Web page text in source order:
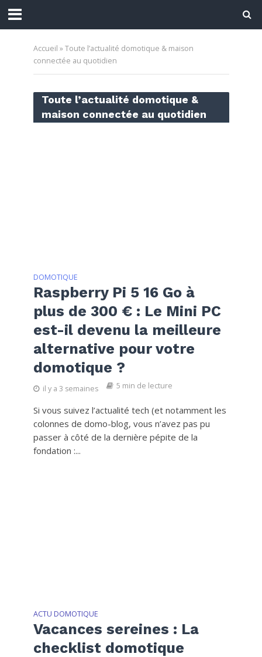
Accueil »Toute l’actualité domotique & maison
connectée au quotidien
Toute l’actualité domotique &
maison connectée au quotidien
DOMOTIQUE
Raspberry Pi 5 16 Go à
plus de 300 € : Le Mini PC
est-il devenu la meilleure
alternative pour votre
domotique ?
il y a 3 semaines 5 min de lecture
Si vous suivez l’actualité tech (et notamment les
colonnes de domo-blog, vous n’avez pas pu
passer à côté de la dernière pépite de la
fondation :...
ACTU DOMOTIQUE
Vacances sereines : La
checklist domotique